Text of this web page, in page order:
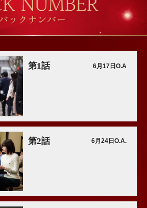
第1話 6月17日O.A
第2話 6月24日O.A.